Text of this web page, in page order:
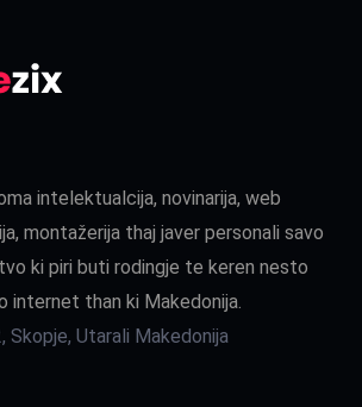
intelektualcija, novinarija, web
montažerija thaj javer personali savo
ki piri buti rodingje te keren nesto
internet than ki Makedonija.
Skopje, Utarali Makedonija